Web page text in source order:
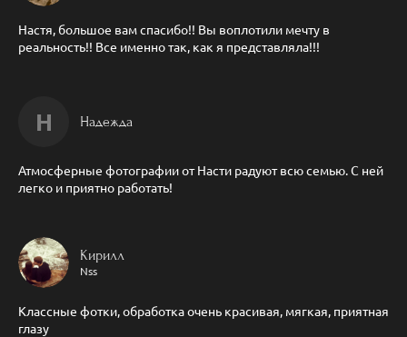
Настя, большое вам спасибо!! Вы воплотили мечту в
реальность!! Все именно так, как я представляла!!!
Н Надежда
Атмосферные фотографии от Насти радуют всю семью. С ней
легко и приятно работать!
Кирилл
Nss
Классные фотки, обработка очень красивая, мягкая, приятная
глазу